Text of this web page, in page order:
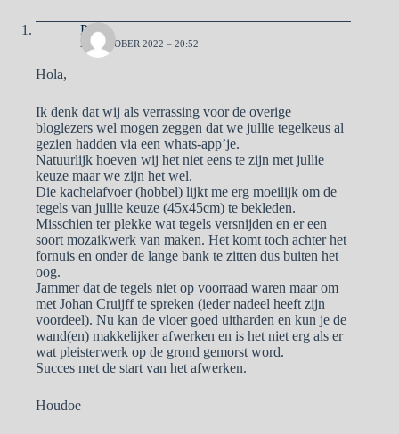
Pa
25 OKTOBER 2022 – 20:52
Hola,
Ik denk dat wij als verrassing voor de overige
bloglezers wel mogen zeggen dat we jullie tegelkeus al
gezien hadden via een whats-app’je.
Natuurlijk hoeven wij het niet eens te zijn met jullie
keuze maar we zijn het wel.
Die kachelafvoer (hobbel) lijkt me erg moeilijk om de
tegels van jullie keuze (45x45cm) te bekleden.
Misschien ter plekke wat tegels versnijden en er een
soort mozaikwerk van maken. Het komt toch achter het
fornuis en onder de lange bank te zitten dus buiten het
oog.
Jammer dat de tegels niet op voorraad waren maar om
met Johan Cruijff te spreken (ieder nadeel heeft zijn
voordeel). Nu kan de vloer goed uitharden en kun je de
wand(en) makkelijker afwerken en is het niet erg als er
wat pleisterwerk op de grond gemorst word.
Succes met de start van het afwerken.
Houdoe